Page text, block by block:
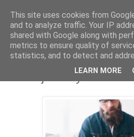
środa, sierpnia 29, 2018
Definicja wiary
This site uses cookies from
and to analyze traffic. Your IP
shared with Google along with
metrics to ensure quality of
statistics, and to detect and
LEARN MORE